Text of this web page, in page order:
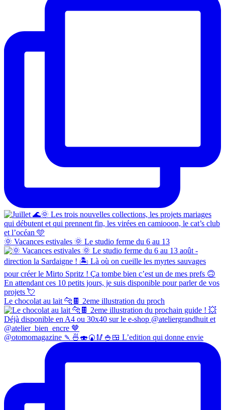
🌞 Vacances estivales 🌞 Le studio ferme du 6 au 13
Le chocolat au lait 🐆🍫 2eme illustration du proch
@otomomagazine 🍡🍜🍣🍘🥢🍚🍱 L’edition qui donne envie